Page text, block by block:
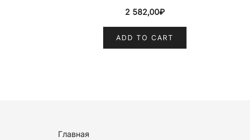
2 582,00₽
ADD TO CART
Главная